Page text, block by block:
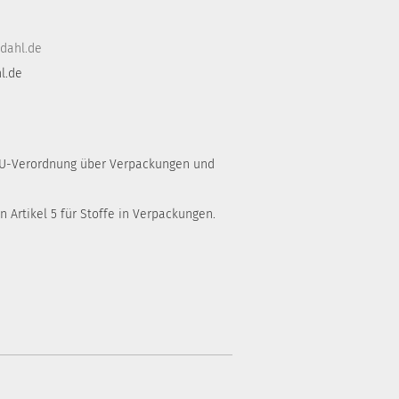
Verordnung über Verpackungen und
Artikel 5 für Stoffe in Verpackungen.